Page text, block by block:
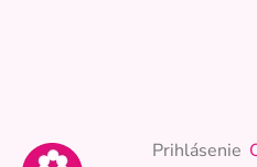
Prihlásenie